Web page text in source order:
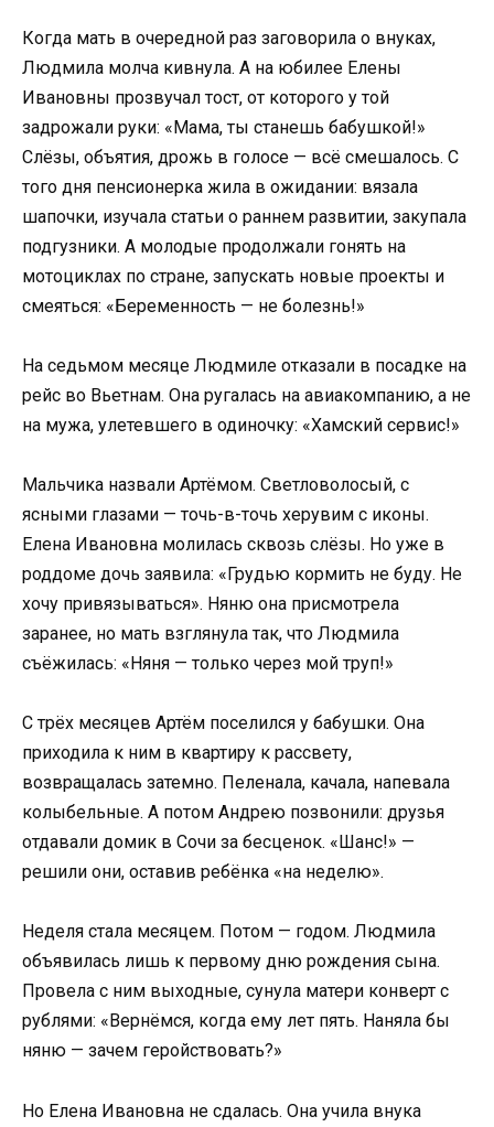
Когда мать в очередной раз заговорила о внуках,
Людмила молча кивнула. А на юбилее Елены
Ивановны прозвучал тост, от которого у той
задрожали руки: «Мама, ты станешь бабушкой!»
Слёзы, объятия, дрожь в голосе — всё смешалось. С
того дня пенсионерка жила в ожидании: вязала
шапочки, изучала статьи о раннем развитии, закупала
подгузники. А молодые продолжали гонять на
мотоциклах по стране, запускать новые проекты и
смеяться: «Беременность — не болезнь!»
На седьмом месяце Людмиле отказали в посадке на
рейс во Вьетнам. Она ругалась на авиакомпанию, а не
на мужа, улетевшего в одиночку: «Хамский сервис!»
Мальчика назвали Артёмом. Светловолосый, с
ясными глазами — точь-в-точь херувим с иконы.
Елена Ивановна молилась сквозь слёзы. Но уже в
роддоме дочь заявила: «Грудью кормить не буду. Не
хочу привязываться». Няню она присмотрела
заранее, но мать взглянула так, что Людмила
съёжилась: «Няня — только через мой труп!»
С трёх месяцев Артём поселился у бабушки. Она
приходила к ним в квартиру к рассвету,
возвращалась затемно. Пеленала, качала, напевала
колыбельные. А потом Андрею позвонили: друзья
отдавали домик в Сочи за бесценок. «Шанс!» —
решили они, оставив ребёнка «на неделю».
Неделя стала месяцем. Потом — годом. Людмила
объявилась лишь к первому дню рождения сына.
Провела с ним выходные, сунула матери конверт с
рублями: «Вернёмся, когда ему лет пять. Наняла бы
няню — зачем геройствовать?»
Но Елена Ивановна не сдалась. Она учила внука